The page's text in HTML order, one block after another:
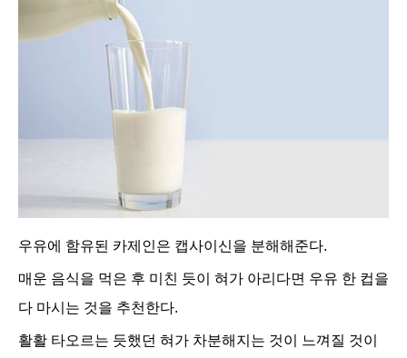
우유에 함유된 카제인은 캡사이신을 분해해준다.
매운 음식을 먹은 후 미친 듯이 혀가 아리다면 우유 한 컵을
다 마시는 것을 추천한다.
활활 타오르는 듯했던 혀가 차분해지는 것이 느껴질 것이